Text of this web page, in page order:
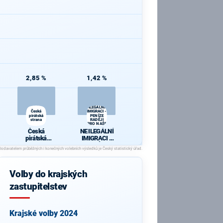
2,85 %
Česká
pirátská
strana
Česká
pirátská
strana
1,42 %
ILEGÁLNÍ
IMIGRACI -
PENÍZE
RADĚJI
PRO NAŠE
NE ILEGÁLNÍ
IMIGRACI -
PENÍZE
RADĚJI PRO
NAŠE LIDI
Volby do krajských
zastupitelstev
Krajské volby 2024